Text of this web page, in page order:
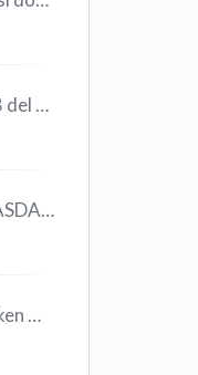
BITCOIN è ora il Piano B del Mondo
COINBASE COIN sul NASDAQ e le CRYPTO volano!
Come ottenere MEX Token GRATIS su Elrond ?